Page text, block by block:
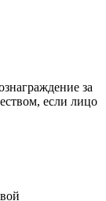
за
если лицо